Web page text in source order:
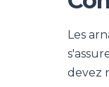
Les
devez